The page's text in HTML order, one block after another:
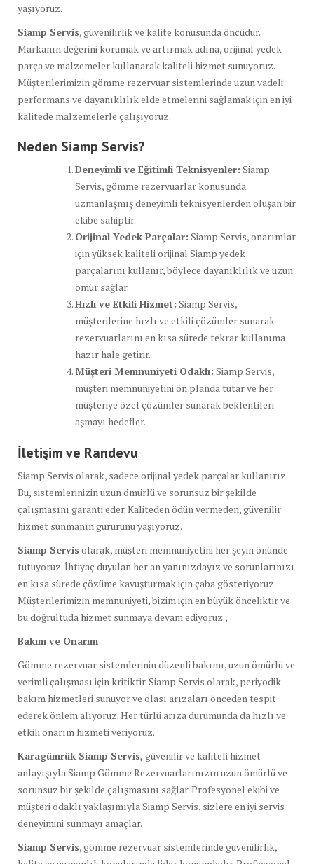
yaşıyoruz.
Siamp Servis, güvenilirlik ve kalite konusunda öncüdür.
Markanın değerini korumak ve artırmak adına, orijinal yedek
parça ve malzemeler kullanarak kaliteli hizmet sunuyoruz.
Müşterilerimizin gömme rezervuar sistemlerinde uzun vadeli
performans ve dayanıklılık elde etmelerini sağlamak için en iyi
kalitede malzemelerle çalışıyoruz.
Neden Siamp Servis?
Deneyimli ve Eğitimli Teknisyenler: Siamp
Servis, gömme rezervuarlar konusunda
uzmanlaşmış deneyimli teknisyenlerden oluşan bir
ekibe sahiptir.
Orijinal Yedek Parçalar: Siamp Servis, onarımlar
için yüksek kaliteli orijinal Siamp yedek
parçalarını kullanır, böylece dayanıklılık ve uzun
ömür sağlar.
Hızlı ve Etkili Hizmet: Siamp Servis,
müşterilerine hızlı ve etkili çözümler sunarak
rezervuarlarını en kısa sürede tekrar kullanıma
hazır hale getirir.
Müşteri Memnuniyeti Odaklı: Siamp Servis,
müşteri memnuniyetini ön planda tutar ve her
müşteriye özel çözümler sunarak beklentileri
aşmayı hedefler.
İletişim ve Randevu
Siamp Servis olarak, sadece orijinal yedek parçalar kullanırız.
Bu, sistemlerinizin uzun ömürlü ve sorunsuz bir şekilde
çalışmasını garanti eder. Kaliteden ödün vermeden, güvenilir
hizmet sunmanın gururunu yaşıyoruz.
Siamp Servis olarak, müşteri memnuniyetini her şeyin önünde
tutuyoruz. İhtiyaç duyulan her an yanınızdayız ve sorunlarınızı
en kısa sürede çözüme kavuşturmak için çaba gösteriyoruz.
Müşterilerimizin memnuniyeti, bizim için en büyük önceliktir ve
bu doğrultuda hizmet sunmaya devam ediyoruz.,
Bakım ve Onarım
Gömme rezervuar sistemlerinin düzenli bakımı, uzun ömürlü ve
verimli çalışması için kritiktir. Siamp Servis olarak, periyodik
bakım hizmetleri sunuyor ve olası arızaları önceden tespit
ederek önlem alıyoruz. Her türlü arıza durumunda da hızlı ve
etkili onarım hizmeti veriyoruz.
Karagümrük Siamp Servis, güvenilir ve kaliteli hizmet
anlayışıyla Siamp Gömme Rezervuarlarınızın uzun ömürlü ve
sorunsuz bir şekilde çalışmasını sağlar. Profesyonel ekibi ve
müşteri odaklı yaklaşımıyla Siamp Servis, sizlere en iyi servis
deneyimini sunmayı amaçlar.
Siamp Servis, gömme rezervuar sistemlerinde güvenilirlik,